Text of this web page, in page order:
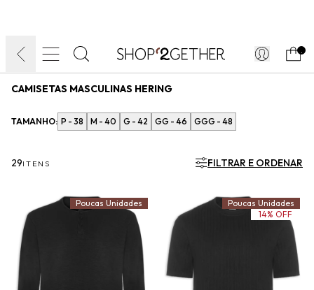
CAMISETAS MASCULINAS HERING
TAMANHO: P - 38 M - 40 G - 42 GG - 46 GGG - 48
29ITENS FILTRAR E ORDENAR
Poucas Unidades
Poucas Unidades
14% OFF